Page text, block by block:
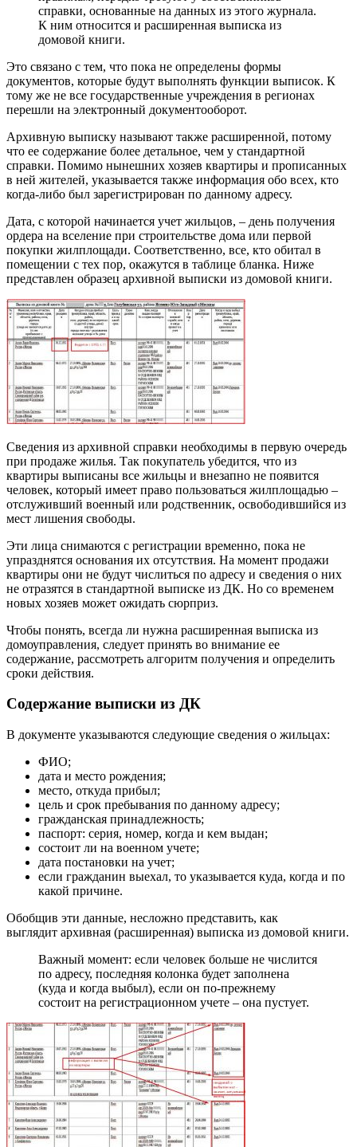
справки, основанные на данных из этого журнала.
К ним относится и расширенная выписка из
домовой книги.
Это связано с тем, что пока не определены формы
документов, которые будут выполнять функции выписок. К
тому же не все государственные учреждения в регионах
перешли на электронный документооборот.
Архивную выписку называют также расширенной, потому
что ее содержание более детальное, чем у стандартной
справки. Помимо нынешних хозяев квартиры и прописанных
в ней жителей, указывается также информация обо всех, кто
когда-либо был зарегистрирован по данному адресу.
Дата, с которой начинается учет жильцов, – день получения
ордера на вселение при строительстве дома или первой
покупки жилплощади. Соответственно, все, кто обитал в
помещении с тех пор, окажутся в таблице бланка. Ниже
представлен образец архивной выписки из домовой книги.
Сведения из архивной справки необходимы в первую очередь
при продаже жилья. Так покупатель убедится, что из
квартиры выписаны все жильцы и внезапно не появится
человек, который имеет право пользоваться жилплощадью –
отслуживший военный или родственник, освободившийся из
мест лишения свободы.
Эти лица снимаются с регистрации временно, пока не
упразднятся основания их отсутствия. На момент продажи
квартиры они не будут числиться по адресу и сведения о них
не отразятся в стандартной выписке из ДК. Но со временем
новых хозяев может ожидать сюрприз.
Чтобы понять, всегда ли нужна расширенная выписка из
домоуправления, следует принять во внимание ее
содержание, рассмотреть алгоритм получения и определить
сроки действия.
Содержание выписки из ДК
В документе указываются следующие сведения о жильцах:
ФИО;
дата и место рождения;
место, откуда прибыл;
цель и срок пребывания по данному адресу;
гражданская принадлежность;
паспорт: серия, номер, когда и кем выдан;
состоит ли на военном учете;
дата постановки на учет;
если гражданин выехал, то указывается куда, когда и по
какой причине.
Обобщив эти данные, несложно представить, как
выглядит архивная (расширенная) выписка из домовой книги.
Важный момент: если человек больше не числится
по адресу, последняя колонка будет заполнена
(куда и когда выбыл), если он по-прежнему
состоит на регистрационном учете – она пустует.